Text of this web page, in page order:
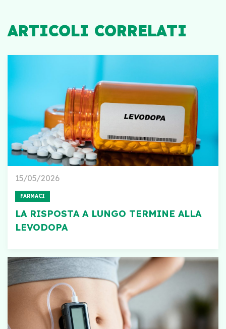
ARTICOLI CORRELATI
15/05/2026
FARMACI
LA RISPOSTA A LUNGO TERMINE ALLA
LEVODOPA